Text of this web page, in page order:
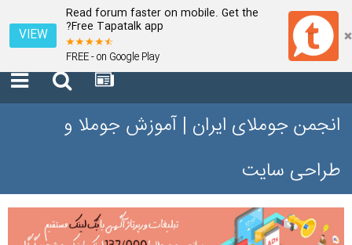
Read forum faster on mobile. Get the
Free Tapatalk app?
FREE - on Google Play
VIEW
انجمن جوملای ایران | آموزش جوملا و
طراحی سایت